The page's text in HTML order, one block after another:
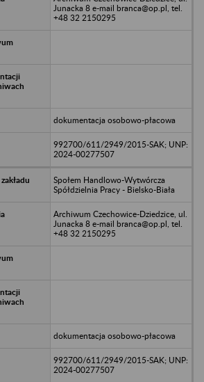
Junacka 8 e-mail branca@op.pl, tel.
+48 32 2150295
dokumentacja osobowo-płacowa
992700/611/2949/2015-SAK; UNP:
2024-00277507
Społem Handlowo-Wytwórcza
Spółdzielnia Pracy - Bielsko-Biała
Archiwum Czechowice-Dziedzice, ul.
Junacka 8 e-mail branca@op.pl, tel.
+48 32 2150295
dokumentacja osobowo-płacowa
992700/611/2949/2015-SAK; UNP:
2024-00277507